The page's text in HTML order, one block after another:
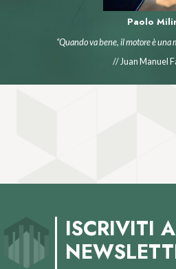
Paolo
“Quando va bene, il motore è una
// Juan Manuel
ISCRIVITI